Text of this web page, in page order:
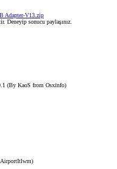
Adapter-V13.zip
Deneyip sonucu paylaşınız.
(By KaoS from Osxinfo)